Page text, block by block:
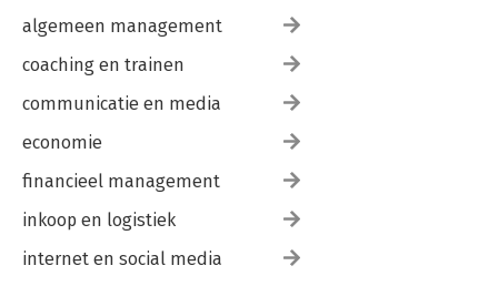
algemeen management
coaching en trainen
communicatie en media
economie
financieel management
inkoop en logistiek
internet en social media